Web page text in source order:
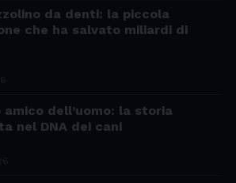
da denti: la piccola
che ha salvato miliardi di
amico dell’uomo: la storia
nel DNA dei cani